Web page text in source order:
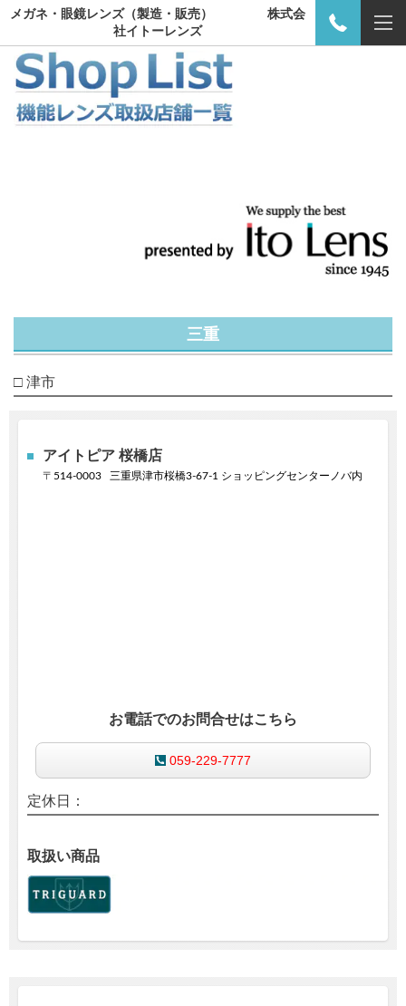
メガネ・眼鏡レンズ（製造・販売） 株式会
社イトーレンズ
三重
□ 津市
アイトピア 桜橋店
〒 514-0003 三重県津市桜橋3-67-1 ショッピングセンターノバ内
お電話でのお問合せはこちら
059-229-7777
定休日：
取扱い商品